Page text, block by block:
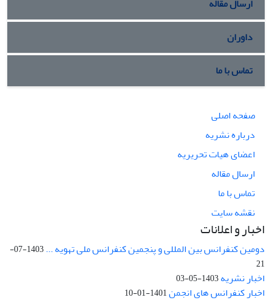
ارسال مقاله
داوران
تماس با ما
صفحه اصلی
درباره نشریه
اعضای هیات تحریریه
ارسال مقاله
تماس با ما
نقشه سایت
اخبار و اعلانات
دومین کنفرانس بین المللی و پنجمین کنفرانس ملی تهویه ...
1403-07-
21
اخبار نشریه1403-05-03
اخبار کنفرانس های انجمن1401-01-10